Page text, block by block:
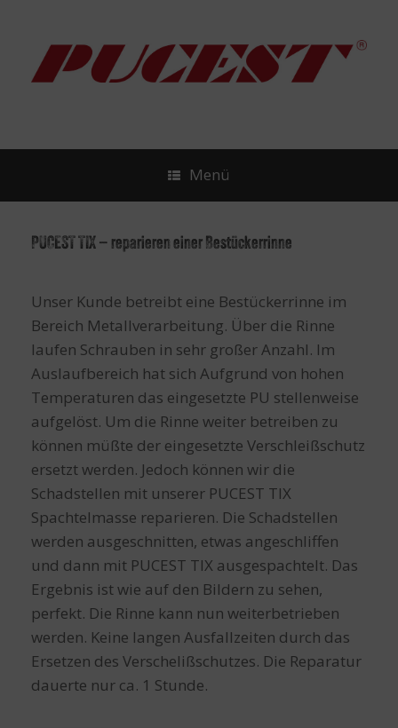
Menü
PUCEST TIX – reparieren einer Bestückerrinne
Unser Kunde betreibt eine Bestückerrinne im
Bereich Metallverarbeitung. Über die Rinne
laufen Schrauben in sehr großer Anzahl. Im
Auslaufbereich hat sich Aufgrund von hohen
Temperaturen das eingesetzte PU stellenweise
aufgelöst. Um die Rinne weiter betreiben zu
können müßte der eingesetzte Verschleißschutz
ersetzt werden. Jedoch können wir die
Schadstellen mit unserer PUCEST TIX
Spachtelmasse reparieren. Die Schadstellen
werden ausgeschnitten, etwas angeschliffen
und dann mit PUCEST TIX ausgespachtelt. Das
Ergebnis ist wie auf den Bildern zu sehen,
perfekt. Die Rinne kann nun weiterbetrieben
werden. Keine langen Ausfallzeiten durch das
Ersetzen des Verschelißschutzes. Die Reparatur
dauerte nur ca. 1 Stunde.